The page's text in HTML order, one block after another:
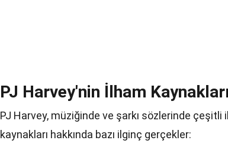
PJ Harvey'nin İlham Kaynakları
PJ Harvey, müziğinde ve şarkı sözlerinde çeşitli
kaynakları hakkında bazı ilginç gerçekler: